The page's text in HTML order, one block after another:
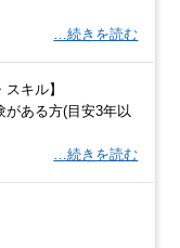
…続きを読む
キル】
ある方(目安3年以
…続きを読む